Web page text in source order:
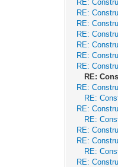
RE:
RE:
RE:
RE:
RE:
RE:
RE:
RE:
RE:
RE:
RE:
RE:
RE:
RE:
RE:
RE: